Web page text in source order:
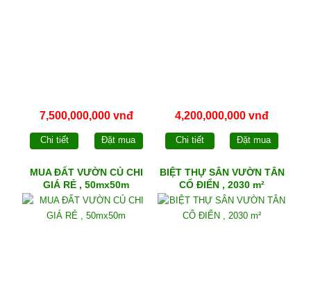
7,500,000,000 vnđ
Chi tiết Đặt mua
4,200,000,000 vnđ
Chi tiết Đặt mua
MUA ĐẤT VƯỜN CỦ CHI
GIÁ RẺ , 50mx50m
BIỆT THỰ SÂN VƯỜN TÂN
CỔ ĐIỂN , 2030 m²